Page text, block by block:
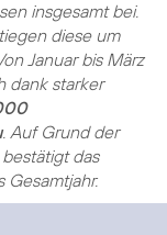
insgesamt bei.
diese um
Januar bis März
dank starker
. Auf Grund der
das
Gesamtjahr.